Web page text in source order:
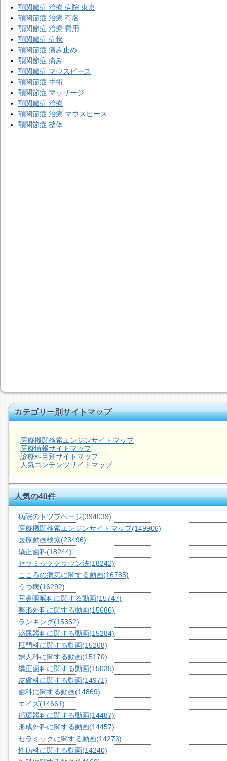
顎関節症 治療 病院 東京
顎関節症 治療 有名
顎関節症 治療 費用
顎関節症 症状
顎関節症 痛み止め
顎関節症 痛み
顎関節症 マウスピース
顎関節症 手術
顎関節症 マッサージ
顎関節症 治療
顎関節症 治療 マウスピース
顎関節症 整体
カテゴリー別サイトマップ
医療機関検索エンジンサイトマップ
医療情報サイトマップ
診療科目別サイトマップ
人気コンテンツサイトマップ
人気の40件
病院のトツプページ(394039)
医療機関検索エンジンサイトマップ(149906)
医療動画検索(23496)
矯正歯科(18244)
セラミッククラウン法(18242)
こころの病気に関する動画(16785)
うつ病(16292)
耳鼻咽喉科に関する動画(15747)
整形外科に関する動画(15686)
ランキング(15352)
泌尿器科に関する動画(15284)
肛門科に関する動画(15268)
婦人科に関する動画(15170)
矯正歯科に関する動画(15035)
皮膚科に関する動画(14971)
歯科に関する動画(14869)
エイズ(14661)
循環器科に関する動画(14487)
形成外科に関する動画(14457)
セラミックに関する動画(14273)
性病科に関する動画(14240)